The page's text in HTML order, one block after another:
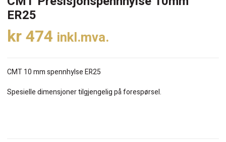
ER25
kr474 inkl.mva.
CMT 10 mm spennhylse ER25
Spesielle dimensjoner tilgjengelig på forespørsel.